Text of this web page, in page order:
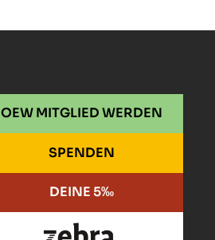
OEW MITGLIED WERDEN
SPENDEN
DEINE 5‰